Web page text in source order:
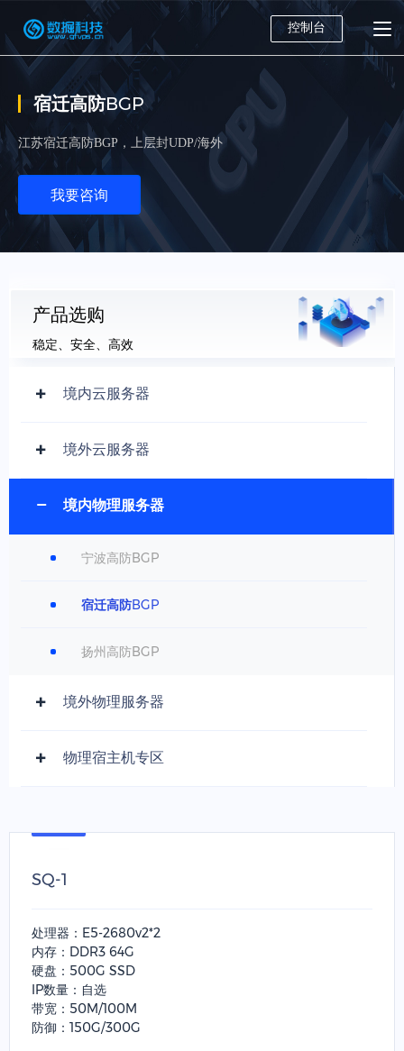
控制台
宿迁高防BGP
江苏宿迁高防BGP，上层封UDP/海外
我要咨询
产品选购
稳定、安全、高效
境内云服务器
境外云服务器
境内物理服务器
宁波高防BGP
宿迁高防BGP
扬州高防BGP
境外物理服务器
物理宿主机专区
SQ-1
处理器：E5-2680v2*2
内存：DDR3 64G
硬盘：500G SSD
IP数量：自选
带宽：50M/100M
防御：150G/300G